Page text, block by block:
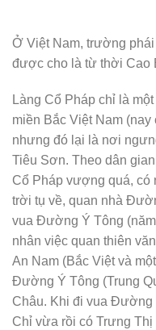
Ở Việt Nam, trường
được cho là từ thời Cao
Làng Cổ Pháp chỉ là
miền Bắc Việt Nam
nhưng đó lại là nơi
Tiêu Sơn. Theo dân
Cổ Pháp vượng quá, có
trời tụ về, quan nhà
vua Đường Ý Tông
nhân việc quan thiên
An Nam (Bắc Việt và
Đường Ý Tông (Trung
Châu. Khi đi vua Đường
Chỉ vừa rồi có Trưng